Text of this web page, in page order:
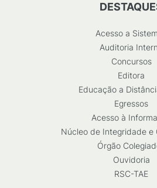
Acesso a
Auditoria
Concursos
Editora
Educação a
Egressos
Acesso à
Núcleo de Integridade e
Órgão
Ouvidoria
RSC-TAE